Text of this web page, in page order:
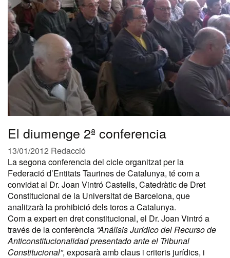
El diumenge 2ª conferencia
13/01/2012 Redacció
La segona conferencia del cicle organitzat per la
Federació d’Entitats Taurines de Catalunya, té com a
convidat al Dr. Joan Vintró Castells, Catedràtic de Dret
Constitucional de la Universitat de Barcelona, que
analitzarà la prohibició dels toros a Catalunya.
Com a expert en dret constitucional, el Dr. Joan Vintró a
través de la conferència “Análisis Jurídico del Recurso de
Anticonstitucionalidad presentado ante el Tribunal
Constitucional”, exposarà amb claus i criteris jurídics, i